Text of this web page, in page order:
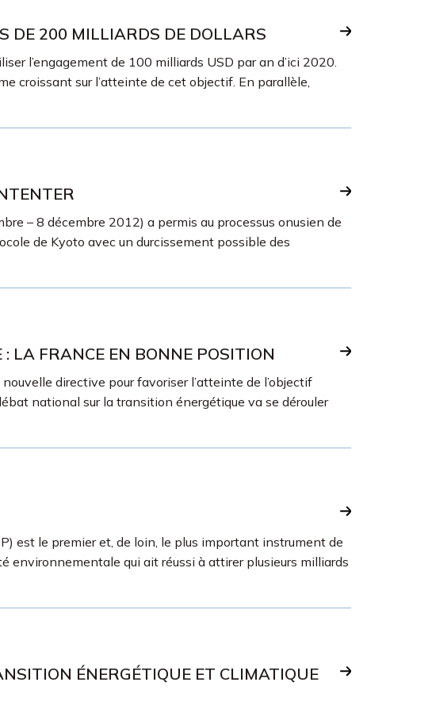
DE 200 MILLIARDS DE DOLLARS
l’engagement de 100 milliards USD par an d’ici 2020.
croissant sur l’atteinte de cet objectif. En parallèle,
– 8 décembre 2012) a permis au processus onusien de
de Kyoto avec un durcissement possible des
: LA FRANCE EN BONNE POSITION
directive pour favoriser l’atteinte de l’objectif
national sur la transition énergétique va se dérouler
est le premier et, de loin, le plus important instrument de
environnementale qui ait réussi à attirer plusieurs milliards
ÉNERGÉTIQUE ET CLIMATIQUE